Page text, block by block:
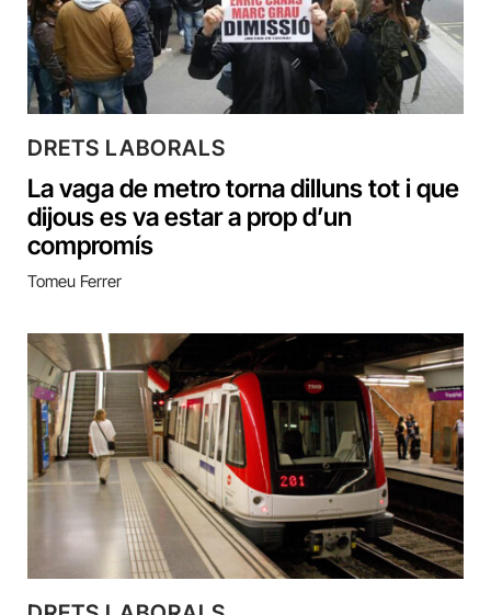
DRETS LABORALS
La vaga de metro torna dilluns tot i que
dijous es va estar a prop d’un
compromís
Tomeu Ferrer